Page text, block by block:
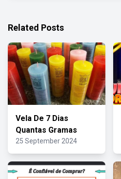
Related Posts
Vela De 7 Dias
Quantas Gramas
25 September 2024